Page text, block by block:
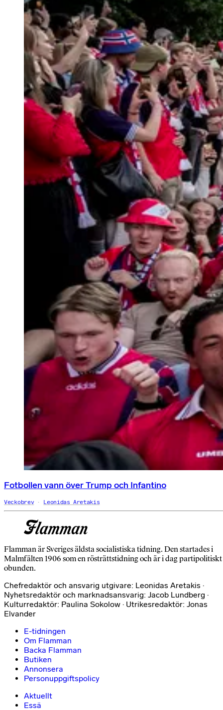
Fotbollen vann över Trump och Infantino
Veckobrev Leonidas Aretakis
Flamman är Sveriges äldsta socialistiska tidning. Den startades i
Malmfälten 1906 som en rösträttstidning och är i dag partipolitiskt
obunden.
Chefredaktör och ansvarig utgivare: Leonidas Aretakis ·
Nyhetsredaktör och marknadsansvarig: Jacob Lundberg ·
Kulturredaktör: Paulina Sokolow · Utrikesredaktör: Jonas
Elvander
E-tidningen
Om Flamman
Backa Flamman
Butiken
Annonsera
Personuppgiftspolicy
Aktuellt
Essä